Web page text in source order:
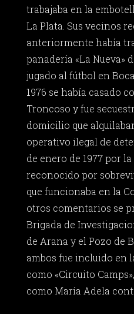
trabajaba en la
La Plata. Sus vecinos
anteriormente había
panadería «La Nueva»
jugado al fútbol en
1976 se había casado
Troncoso y fue
domicilio que
operativo ilegal de
de enero de 1977 por
reconocido por
que funcionaba en la
otros comentarios se
Brigada de
de Arana y el Pozo de
ambos fue incluido en
como «Circuito
como María Adela